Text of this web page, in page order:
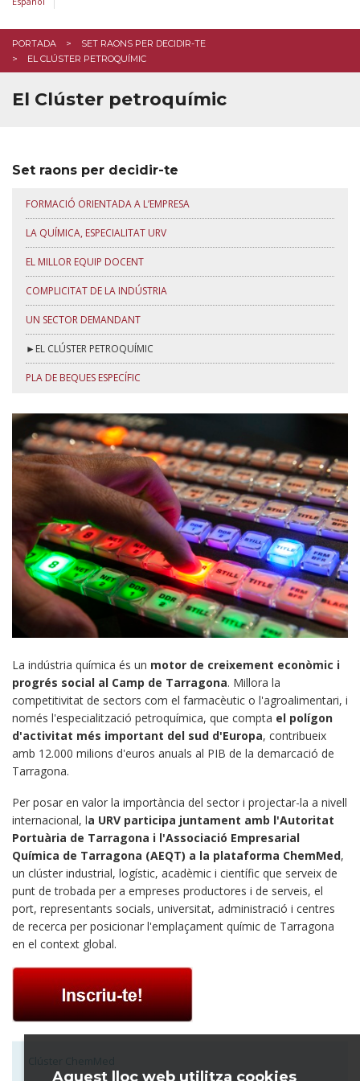
Un pla de beques específic
INSCRIU-TE
PORTADA
SET RAONS PER DECIDIR-TE
EL CLÚSTER PETROQUÍMIC
El Clúster petroquímic
Set raons per decidir-te
FORMACIÓ ORIENTADA A L’EMPRESA
LA QUÍMICA, ESPECIALITAT URV
EL MILLOR EQUIP DOCENT
COMPLICITAT DE LA INDÚSTRIA
UN SECTOR DEMANDANT
►EL CLÚSTER PETROQUÍMIC
PLA DE BEQUES ESPECÍFIC
La indústria química és un motor de creixement econòmic i
progrés social al Camp de Tarragona. Millora la
competitivitat de sectors com el farmacèutic o l'agroalimentari, i
només l'especialització petroquímica, que compta el polígon
d'activitat més important del sud d'Europa, contribueix
amb 12.000 milions d'euros anuals al PIB de la demarcació de
Tarragona.
Per posar en valor la importància del sector i projectar-la a nivell
internacional, la URV participa juntament amb l'Autoritat
Portuària de Tarragona i l'Associació Empresarial
Química de Tarragona (AEQT) a la plataforma ChemMed,
un clúster industrial, logístic, acadèmic i científic que serveix de
punt de trobada per a empreses productores i de serveis, el
port, representants socials, universitat, administració i centres
de recerca per posicionar l'emplaçament químic de Tarragona
en el context global.
Aquest lloc web utilitza cookies